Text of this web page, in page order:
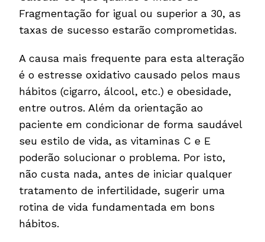
Fragmentação for igual ou superior a 30, as
taxas de sucesso estarão comprometidas.
A causa mais frequente para esta alteração
é o estresse oxidativo causado pelos maus
hábitos (cigarro, álcool, etc.) e obesidade,
entre outros. Além da orientação ao
paciente em condicionar de forma saudável
seu estilo de vida, as vitaminas C e E
poderão solucionar o problema. Por isto,
não custa nada, antes de iniciar qualquer
tratamento de infertilidade, sugerir uma
rotina de vida fundamentada em bons
hábitos.